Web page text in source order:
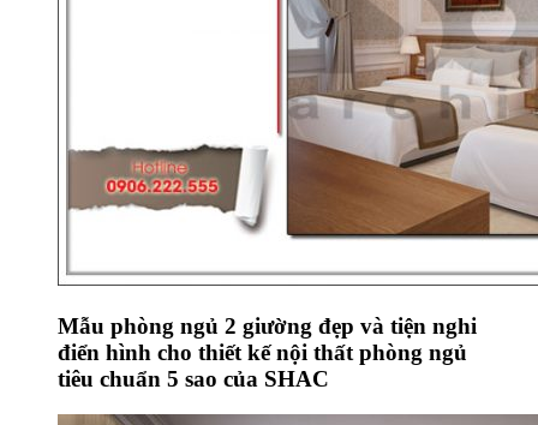
Mẫu phòng ngủ 2 giường đẹp và tiện nghi
điển hình cho thiết kế nội thất phòng ngủ
tiêu chuẩn 5 sao của SHAC